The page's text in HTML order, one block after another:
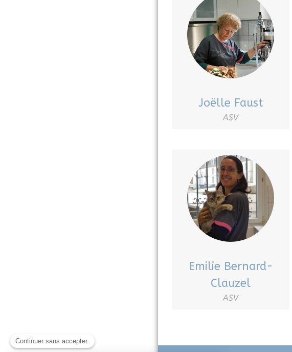
Joëlle Faust
ASV
Emilie Bernard-
Clauzel
ASV